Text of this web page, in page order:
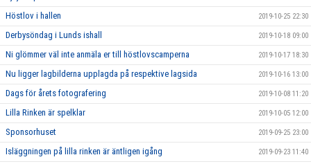
Höstlov i hallen 2019-10-25 22:30
Derbysöndag i Lunds ishall 2019-10-18 09:00
Ni glömmer väl inte anmäla er till höstlovscamperna 2019-10-17 18:30
Nu ligger lagbilderna upplagda på respektive lagsida 2019-10-16 13:00
Dags för årets fotografering 2019-10-08 11:20
Lilla Rinken är spelklar 2019-10-05 12:00
Sponsorhuset 2019-09-25 23:00
Isläggningen på lilla rinken är äntligen igång 2019-09-23 11:40